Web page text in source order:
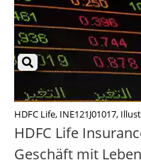
HDFC Life, INE121J01017,
HDFC Life
Geschäft mit